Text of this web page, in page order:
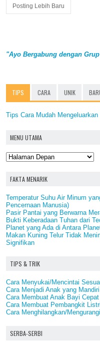
Posting Lebih Baru
"Ayo Bergabung dengan
TIPS CARA UNIK
Tips Cara Mudah
MENU UTAMA
FAKTA MENARIK
Temperatur Suhu Air Minum
Pencernaan Manusia)
Pasir Pantai yang Berwarna
Bukti Keberadaan Tuhan dari
Planet yang Ada di Antara
Makan Kuning Telur Tidak
Signifikan
TIPS & TRIK
Cara Menyukai/Mencintai
Cara Menjadi Anak yang
Cara Membuat Anak Bayi
Cara Membuat Pembangkit
Cara Menghilangkan/
SERBA-SERBI